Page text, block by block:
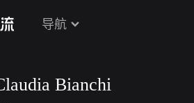
导航
Bianchi